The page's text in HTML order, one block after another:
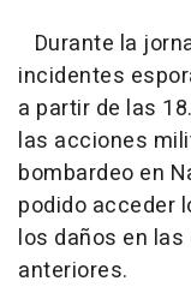
Durante la
incidentes
a partir de las
las acciones
bombardeo en
podido acceder
los daños en
anteriores.